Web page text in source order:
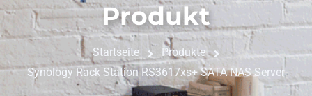
Produkt
Startseite
Produkte
Synology Rack Station RS3617xs+ SATA NAS Server